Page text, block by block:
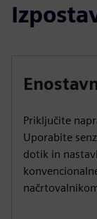
Priključite
Uporabite
dotik in